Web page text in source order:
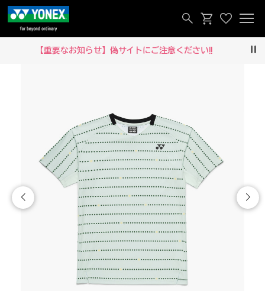
【重要なお知らせ】偽サイトにご注意ください‼